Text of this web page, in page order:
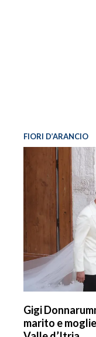
FIORI D’ARANCIO
Gigi
marito e